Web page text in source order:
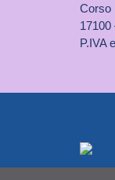
Corso
17100
P.IVA